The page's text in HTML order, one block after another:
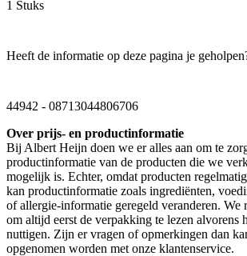
1 Stuks
Heeft de informatie op deze pagina je
44942 - 08713044806706
Over prijs- en productinformatie
Bij Albert Heijn doen we er alles aan om te
productinformatie van de producten die we
mogelijk is. Echter, omdat producten
kan productinformatie zoals ingrediënten,
of allergie-informatie geregeld veranderen. We
om altijd eerst de verpakking te lezen alvorens
nuttigen. Zijn er vragen of opmerkingen dan
opgenomen worden met onze klantenservice.